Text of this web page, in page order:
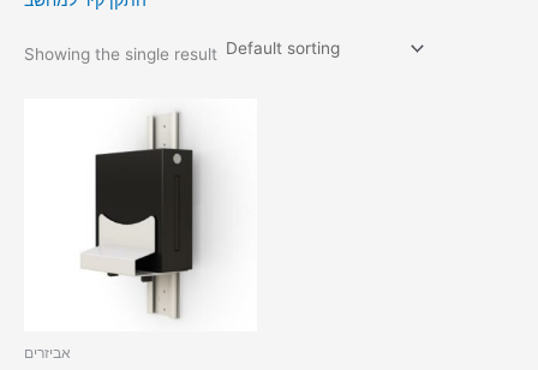
Showing the single result
אביזרים